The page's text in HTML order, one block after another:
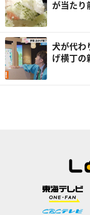
が当たり
犬が代わ
げ横丁の